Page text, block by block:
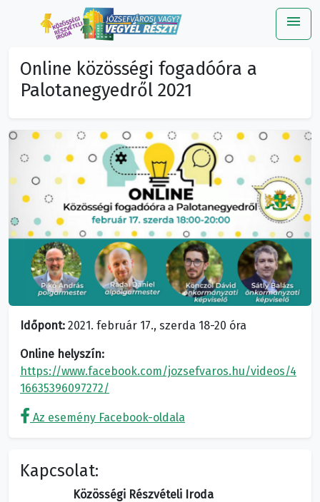
menu
Online közösségi fogadóóra a
Palotanegyedről 2021
Időpont: 2021. február 17., szerda 18-20 óra
Online helyszín:
https://www.facebook.com/jozsefvaros.hu/videos/4
16635396097272/
Az esemény Facebook-oldala
Kapcsolat:
Közösségi Részvételi Iroda